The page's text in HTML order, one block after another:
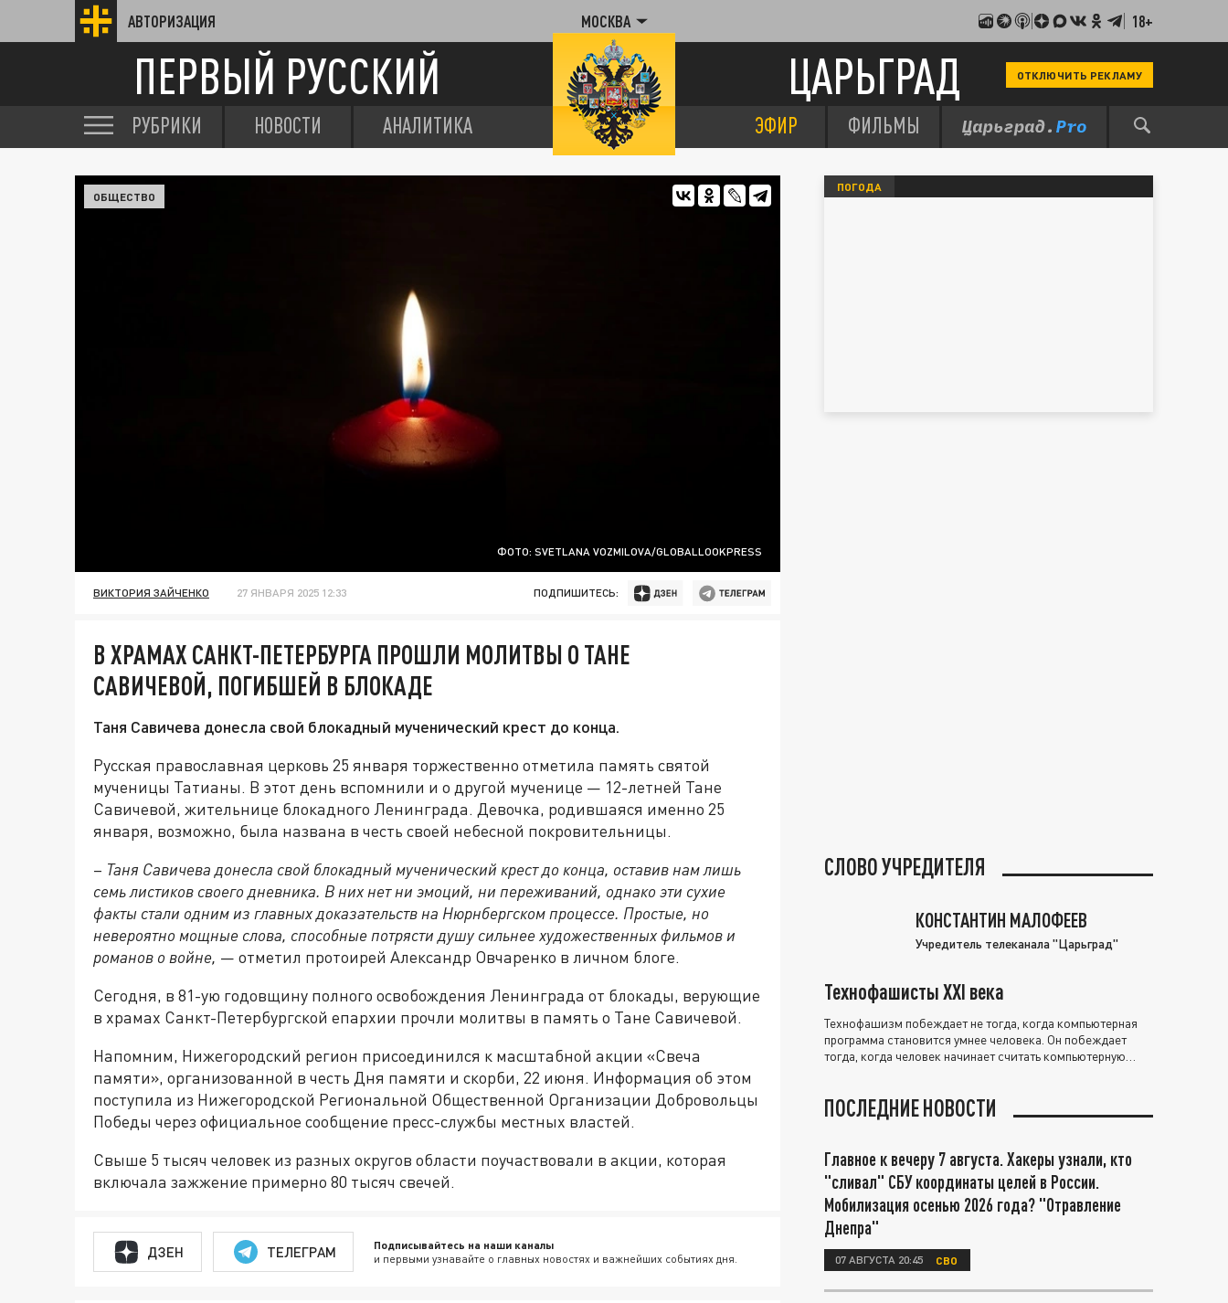
АВТОРИЗАЦИЯ МОСКВА 18+
ПЕРВЫЙ РУССКИЙ ЦАРЬГРАД ОТКЛЮЧИТЬ РЕКЛАМУ
РУБРИКИ НОВОСТИ АНАЛИТИКА ЭФИР ФИЛЬМЫ
ФОТО: SVETLANA VOZMILOVA/GLOBALLOOKPRESS
ОБЩЕСТВО
ВИКТОРИЯ ЗАЙЧЕНКО 27 ЯНВАРЯ 2025 12:33 ПОДПИШИТЕСЬ:
В ХРАМАХ САНКТ-ПЕТЕРБУРГА ПРОШЛИ МОЛИТВЫ О ТАНЕ
САВИЧЕВОЙ, ПОГИБШЕЙ В БЛОКАДЕ
Таня Савичева донесла свой блокадный мученический крест до конца.
Русская православная церковь 25 января торжественно отметила память святой
мученицы Татианы. В этот день вспомнили и о другой мученице — 12-летней Тане
Савичевой, жительнице блокадного Ленинграда. Девочка, родившаяся именно 25
января, возможно, была названа в честь своей небесной покровительницы.
– Таня Савичева донесла свой блокадный мученический крест до конца, оставив нам лишь
семь листиков своего дневника. В них нет ни эмоций, ни переживаний, однако эти сухие
факты стали одним из главных доказательств на Нюрнбергском процессе. Простые, но
невероятно мощные слова, способные потрясти душу сильнее художественных фильмов и
романов о войне, — отметил протоирей Александр Овчаренко в личном блоге.
Сегодня, в 81-ую годовщину полного освобождения Ленинграда от блокады, верующие
в храмах Санкт-Петербургской епархии прочли молитвы в память о Тане Савичевой.
Напомним, Нижегородский регион присоединился к масштабной акции «Свеча
памяти», организованной в честь Дня памяти и скорби, 22 июня. Информация об этом
поступила из Нижегородской Региональной Общественной Организации Добровольцы
Победы через официальное сообщение пресс-службы местных властей.
Свыше 5 тысяч человек из разных округов области поучаствовали в акции, которая
включала зажжение примерно 80 тысяч свечей.
ДЗЕН ТЕЛЕГРАМ Подписывайтесь на наши каналы
и первыми узнавайте о главных новостях и важнейших событиях дня.
ПОГОДА
СЛОВО УЧРЕДИТЕЛЯ
КОНСТАНТИН МАЛОФЕЕВ
Учредитель телеканала "Царьград"
Технофашисты XXI века
Технофашизм побеждает не тогда, когда компьютерная
программа становится умнее человека. Он побеждает
тогда, когда человек начинает считать компьютерную
ПОСЛЕДНИЕ НОВОСТИ
Главное к вечеру 7 августа. Хакеры узнали, кто
"сливал" СБУ координаты целей в России.
Мобилизация осенью 2026 года? "Отравление
Днепра"
07 АВГУСТА 20:45 СВО